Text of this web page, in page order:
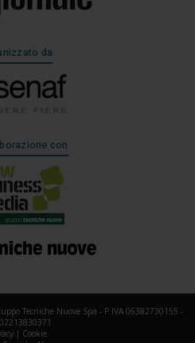
da
con
Tecniche Nuove Spa - P.IVA 06382730155 -
| Cookie